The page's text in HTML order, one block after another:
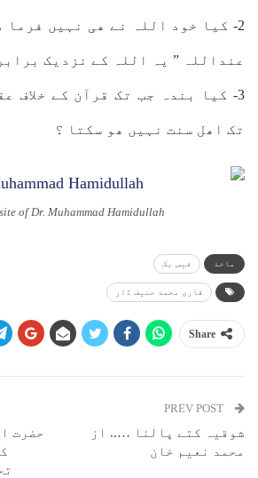
2- کیا خود اللہ نے ھی نہیں فرما
عنداللہ ” یہ اللہ کے نزدیک
3- کیا بندہ جب تک قرآن کے خلاف
تک اھل سنت نہیں ھو سکتا ؟
of Dr. Muhammad Hamidullah
ماخذ فیس بک
قاری محمد حنیف ڈار
Share
شوقیہ کتے پالنا ….. از
محمد نعیم خان
حضرت